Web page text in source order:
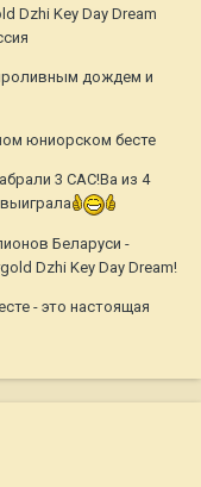
Dzhi Key Day Dream
дождем и
юниорском бесте
3 САС!Ва из 4
Беларуси -
Dzhi Key Day Dream!
- это настоящая